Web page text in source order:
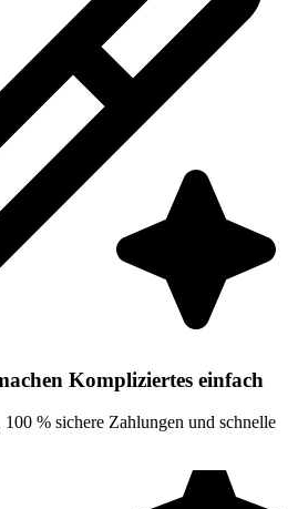
Kompliziertes einfach
% sichere Zahlungen und schnelle